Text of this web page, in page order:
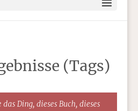
(Tags)
Ding, dieses Buch, dieses